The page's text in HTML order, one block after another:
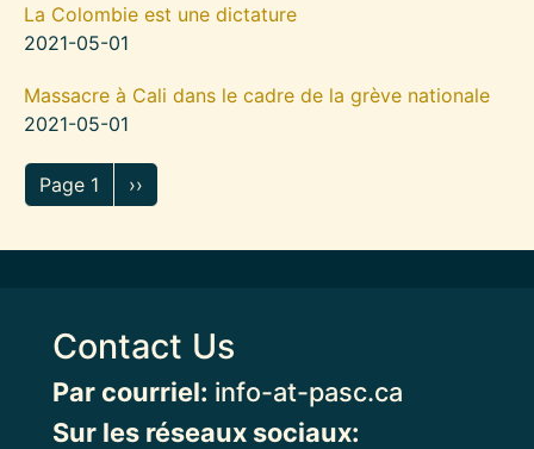
La Colombie est une dictature
2021-05-01
Massacre à Cali dans le cadre de la grève nationale
2021-05-01
Pagination
Page 1 Page suivante
››
Contact Us
Par courriel: info-at-pasc.ca
Sur les réseaux sociaux: